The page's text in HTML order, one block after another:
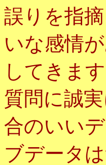
誤りを指
いな感情
してきます
質問に誠
合のいい
ブデータは